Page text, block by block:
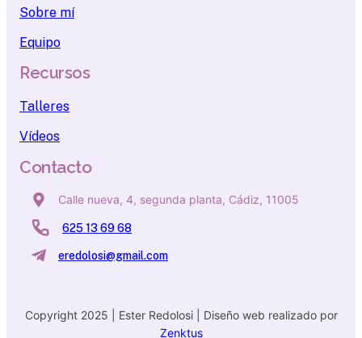
Sobre mí
Equipo
Recursos
Talleres
Vídeos
Contacto
Calle nueva, 4, segunda planta, Cádiz, 11005
625 13 69 68
eredolosi@gmail.com
Copyright 2025 | Ester Redolosi | Diseño web realizado por
Zenktus